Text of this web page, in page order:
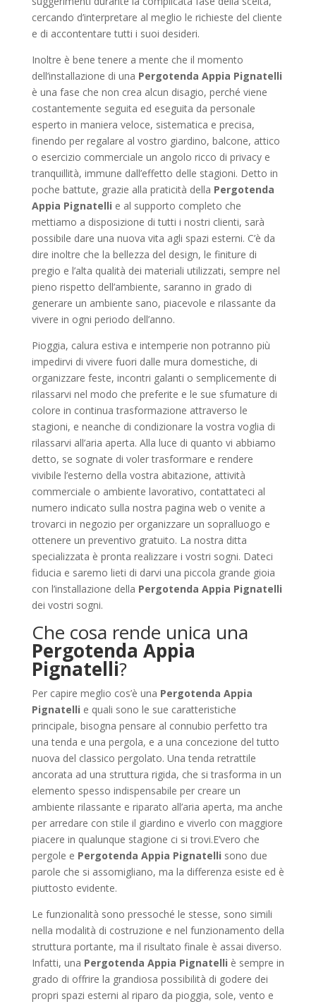
cercando d’interpretare al meglio le richieste del cliente
e di accontentare tutti i suoi desideri.
Inoltre è bene tenere a mente che il momento
dell’installazione di una Pergotenda Appia Pignatelli
è una fase che non crea alcun disagio, perché viene
costantemente seguita ed eseguita da personale
esperto in maniera veloce, sistematica e precisa,
finendo per regalare al vostro giardino, balcone, attico
o esercizio commerciale un angolo ricco di privacy e
tranquillità, immune dall’effetto delle stagioni. Detto in
poche battute, grazie alla praticità della Pergotenda
Appia Pignatelli e al supporto completo che
mettiamo a disposizione di tutti i nostri clienti, sarà
possibile dare una nuova vita agli spazi esterni. C’è da
dire inoltre che la bellezza del design, le finiture di
pregio e l’alta qualità dei materiali utilizzati, sempre nel
pieno rispetto dell’ambiente, saranno in grado di
generare un ambiente sano, piacevole e rilassante da
vivere in ogni periodo dell’anno.
Pioggia, calura estiva e intemperie non potranno più
impedirvi di vivere fuori dalle mura domestiche, di
organizzare feste, incontri galanti o semplicemente di
rilassarvi nel modo che preferite e le sue sfumature di
colore in continua trasformazione attraverso le
stagioni, e neanche di condizionare la vostra voglia di
rilassarvi all’aria aperta. Alla luce di quanto vi abbiamo
detto, se sognate di voler trasformare e rendere
vivibile l’esterno della vostra abitazione, attività
commerciale o ambiente lavorativo, contattateci al
numero indicato sulla nostra pagina web o venite a
trovarci in negozio per organizzare un sopralluogo e
ottenere un preventivo gratuito. La nostra ditta
specializzata è pronta realizzare i vostri sogni. Dateci
fiducia e saremo lieti di darvi una piccola grande gioia
con l’installazione della Pergotenda Appia Pignatelli
dei vostri sogni.
Che cosa rende unica una
Pergotenda Appia
Pignatelli?
Per capire meglio cos’è una Pergotenda Appia
Pignatelli e quali sono le sue caratteristiche
principale, bisogna pensare al connubio perfetto tra
una tenda e una pergola, e a una concezione del tutto
nuova del classico pergolato. Una tenda retrattile
ancorata ad una struttura rigida, che si trasforma in un
elemento spesso indispensabile per creare un
ambiente rilassante e riparato all’aria aperta, ma anche
per arredare con stile il giardino e viverlo con maggiore
piacere in qualunque stagione ci si trovi.E’vero che
pergole e Pergotenda Appia Pignatelli sono due
parole che si assomigliano, ma la differenza esiste ed è
piuttosto evidente.
Le funzionalità sono pressoché le stesse, sono simili
nella modalità di costruzione e nel funzionamento della
struttura portante, ma il risultato finale è assai diverso.
Infatti, una Pergotenda Appia Pignatelli è sempre in
grado di offrire la grandiosa possibilità di godere dei
propri spazi esterni al riparo da pioggia, sole, vento e